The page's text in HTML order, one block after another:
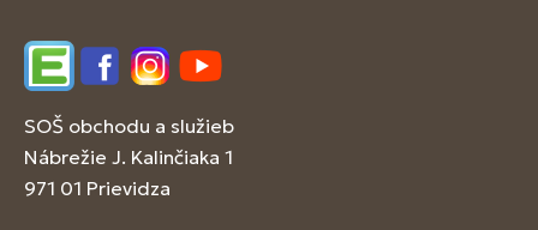
EdupageFacebookInstagram
YouTube
SOŠ obchodu a služieb
Nábrežie J. Kalinčiaka 1
971 01 Prievidza